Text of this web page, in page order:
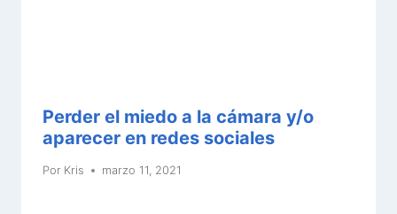
Perder el miedo a la cámara y/o
aparecer en redes sociales
Por Kris marzo 11, 2021